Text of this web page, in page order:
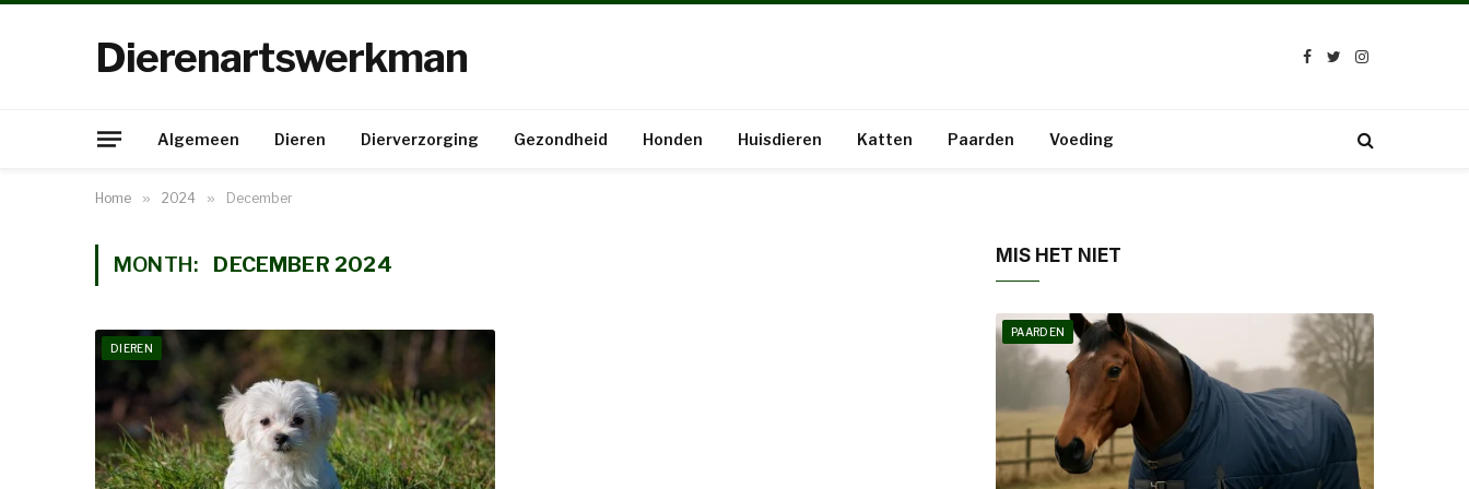
Dierenartswerkman Facebook
TwitterInstagram
Algemeen Dieren Dierverzorging Gezondheid Honden Huisdieren Katten Paarden Voeding
Home » 2024 » December
MONTH: DECEMBER 2024
DIEREN
MIS HET NIET
PAARDEN